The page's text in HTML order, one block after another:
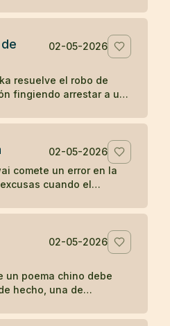
02-05-2026
resuelve el robo de
fingiendo arrestar a un
lo oculto.
02-05-2026
comete un error en la
cuando el
02-05-2026
un poema chino debe
hecho, una de
algo entero.